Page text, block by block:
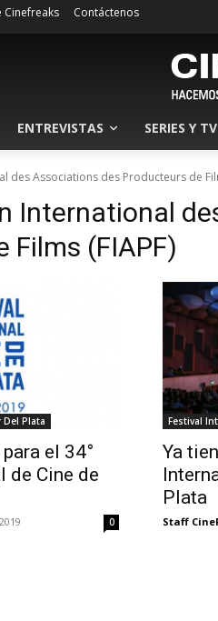
Cinefreaks Contáctenos
ENTREVISTAS SERIES Y TV
des Associations des Producteurs de
International
Films (FIAPF)
Del Plata
el 34°
de Cine de
0
Festival
Ya
Plata
Staff